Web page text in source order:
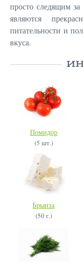
просто следящим
являются
питательности и
вкуса.
Помидор
(5 шт.)
Брынза
(50 г.)